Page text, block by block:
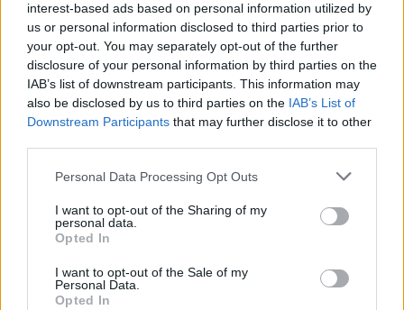
interest-based ads based on personal information utilized by
us or personal information disclosed to third parties prior to
your opt-out. You may separately opt-out of the further
disclosure of your personal information by third parties on the
IAB’s list of downstream participants. This information may
also be disclosed by us to third parties on the IAB’s List of
Downstream Participants that may further disclose it to other
Personal Data Processing Opt Outs
I want to opt-out of the Sharing of my
personal data.
Opted In
I want to opt-out of the Sale of my
Personal Data.
Opted In
Jász-Nagykun-Szolnok
Figyelem! Zivatar alakulhat ki. Elsődleges veszélyforrást a
villámlás jelent, emellett esetenként szélerősödés, jégeső
előfordulhat!
A napi középhőmérséklet 25 °C felett alakulhat.
Komárom-Esztergom
A napi középhőmérséklet 25 °C felett alakulhat.
Figyelem! Zivatar alakulhat ki. Elsődleges veszélyforrást a
előfordulhat!